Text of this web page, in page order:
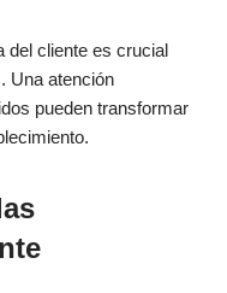
del cliente es crucial
Una atención
pueden transformar